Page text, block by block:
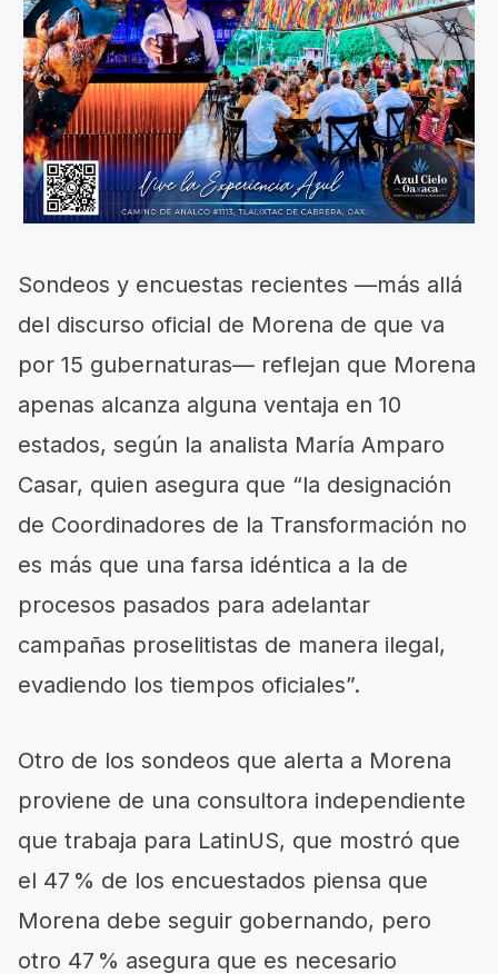
Sondeos y encuestas recientes —más allá
del discurso oficial de Morena de que va
por 15 gubernaturas— reflejan que Morena
apenas alcanza alguna ventaja en 10
estados, según la analista María Amparo
Casar, quien asegura que “la designación
de Coordinadores de la Transformación no
es más que una farsa idéntica a la de
procesos pasados para adelantar
campañas proselitistas de manera ilegal,
evadiendo los tiempos oficiales”.
Otro de los sondeos que alerta a Morena
proviene de una consultora independiente
que trabaja para LatinUS, que mostró que
el 47 % de los encuestados piensa que
Morena debe seguir gobernando, pero
otro 47 % asegura que es necesario